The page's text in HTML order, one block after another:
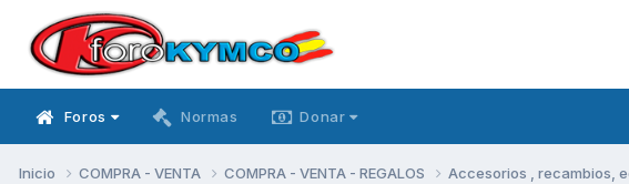
Foros Normas Donar
Inicio COMPRA - VENTA COMPRA - VENTA - REGALOS Accesorios , recambios,